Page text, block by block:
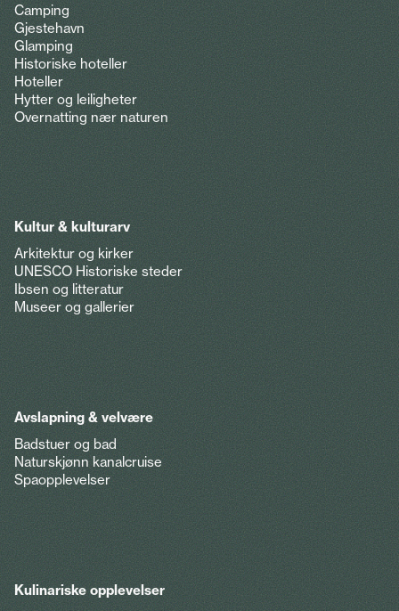
Camping
Gjestehavn
Glamping
Historiske hoteller
Hoteller
Hytter og leiligheter
Overnatting nær naturen
Kultur & kulturarv
Arkitektur og kirker
UNESCO Historiske steder
Ibsen og litteratur
Museer og gallerier
Avslapning & velvære
Badstuer og bad
Naturskjønn kanalcruise
Spaopplevelser
Kulinariske opplevelser